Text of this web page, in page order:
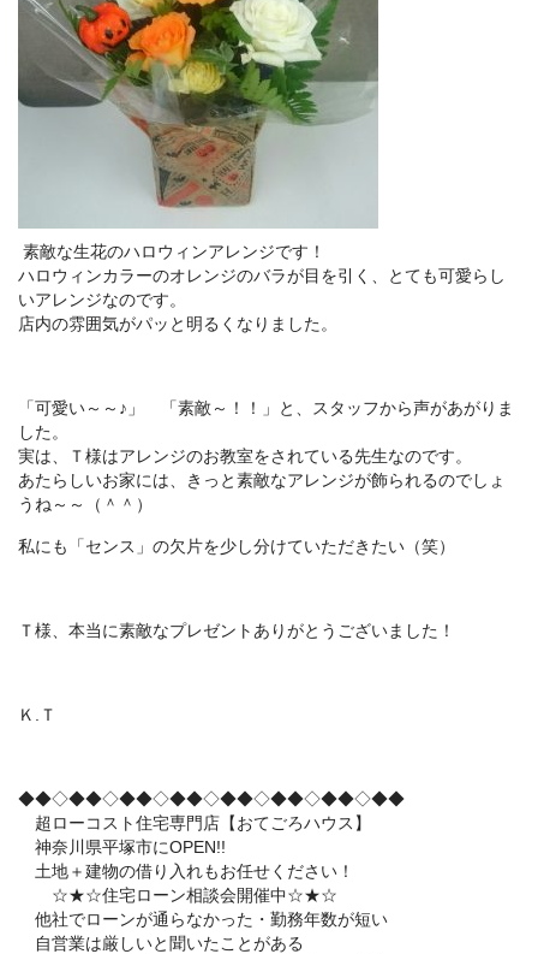
素敵な生花のハロウィンアレンジです！
ハロウィンカラーのオレンジのバラが目を引く、とても可愛らし
いアレンジなのです。
店内の雰囲気がパッと明るくなりました。
「可愛い～～♪」 「素敵～！！」と、スタッフから声があがりま
した。
実は、Ｔ様はアレンジのお教室をされている先生なのです。
あたらしいお家には、きっと素敵なアレンジが飾られるのでしょ
うね～～（＾＾）
私にも「センス」の欠片を少し分けていただきたい（笑）
Ｔ様、本当に素敵なプレゼントありがとうございました！
Ｋ.Ｔ
◆◆◇◆◆◇◆◆◇◆◆◇◆◆◇◆◆◇◆◆◇◆◆
超ローコスト住宅専門店【おてごろハウス】
神奈川県平塚市にOPEN!!
土地＋建物の借り入れもお任せください！
☆★☆住宅ローン相談会開催中☆★☆
他社でローンが通らなかった・勤務年数が短い
自営業は厳しいと聞いたことがある